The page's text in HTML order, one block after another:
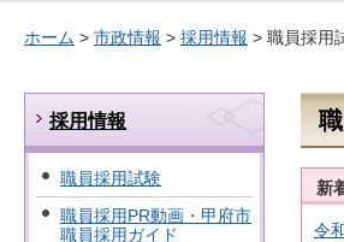
ホーム > 市政情報 > 採用情報 > 職員採用
採用情報
職員採用試験
職員採用PR動画・甲府市
職員採用ガイド
新
令